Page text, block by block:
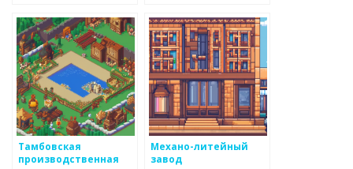
Тамбовская
производственная
Механо-литейный
завод